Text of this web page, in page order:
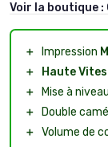
Voir la boutique :
＋ Impression
＋
Haute
＋ Mise à
＋ Double
＋ Volume de